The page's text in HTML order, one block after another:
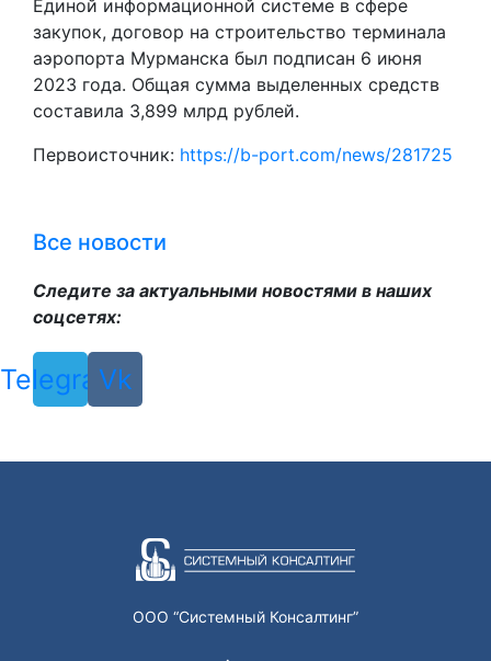
Единой информационной системе в сфере
закупок, договор на строительство терминала
аэропорта Мурманска был подписан 6 июня
2023 года. Общая сумма выделенных средств
составила 3,899 млрд рублей.
Первоисточник: https://b-port.com/news/281725
Все новости
Следите за актуальными новостями в наших
соцсетях:
Telegram
Vk
ООО “Системный Консалтинг”